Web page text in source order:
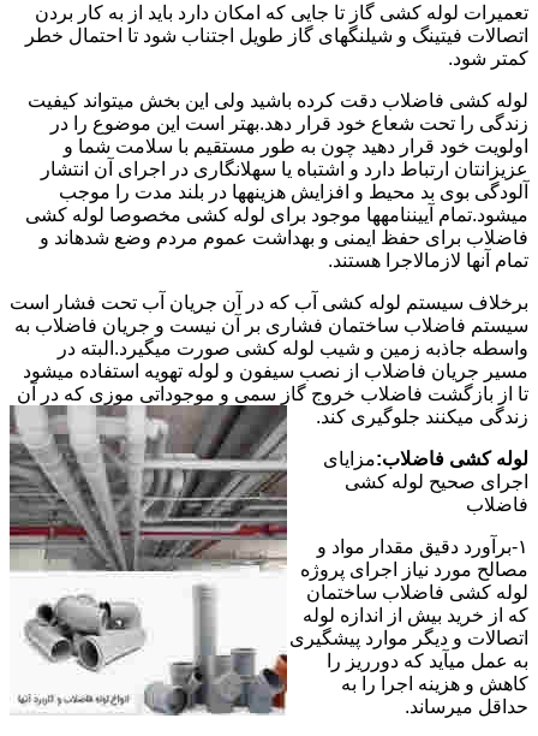
تعمیرات لوله کشی گاز تا جایی که امکان دارد باید از به کار بردن
اتصالات فیتینگ و شیلنگهای گاز طویل اجتناب شود تا احتمال خطر
کمتر شود.
لوله کشی فاضلاب دقت کرده باشید ولی این بخش میتواند کیفیت
زندگی را تحت شعاع خود قرار دهد.بهتر است این موضوع را در
اولویت خود قرار دهید چون به طور مستقیم با سلامت شما و
عزیزانتان ارتباط دارد و اشتباه یا سهلانگاری در اجرای آن انتشار
آلودگی بوی بد محیط و افزایش هزینهها در بلند مدت را موجب
میشود.تمام آییننامهها موجود برای لوله کشی مخصوصا لوله کشی
فاضلاب برای حفظ ایمنی و بهداشت عموم مردم وضع شدهاند و
تمام آنها لازمالاجرا هستند.
برخلاف سیستم لوله کشی آب که در آن جریان آب تحت فشار است
سیستم فاضلاب ساختمان فشاری بر آن نیست و جریان فاضلاب به
واسطه جاذبه زمین و شیب لوله کشی صورت میگیرد.البته در
مسیر جریان فاضلاب از نصب سیفون و لوله تهویه استفاده میشود
تا از بازگشت فاضلاب خروج گاز سمی و موجوداتی موزی که در آن
زندگی میکنند جلوگیری کند.
لوله کشی فاضلاب:مزایای
اجرای صحیح لوله کشی
فاضلاب
۱-برآورد دقیق مقدار مواد و
مصالح مورد نیاز اجرای پروژه
لوله کشی فاضلاب ساختمان
که از خرید بیش از اندازه لوله
اتصالات و دیگر موارد پیشگیری
به عمل میآید که دورریز را
کاهش و هزینه اجرا را به
حداقل میرساند.